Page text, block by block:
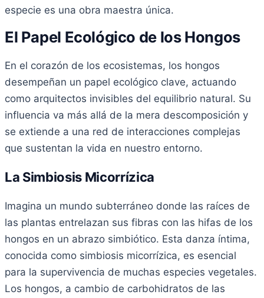
especie es una obra maestra única.
El Papel Ecológico de los Hongos
En el corazón de los ecosistemas, los hongos
desempeñan un papel ecológico clave, actuando
como arquitectos invisibles del equilibrio natural. Su
influencia va más allá de la mera descomposición y
se extiende a una red de interacciones complejas
que sustentan la vida en nuestro entorno.
La Simbiosis Micorrízica
Imagina un mundo subterráneo donde las raíces de
las plantas entrelazan sus fibras con las hifas de los
hongos en un abrazo simbiótico. Esta danza íntima,
conocida como simbiosis micorrízica, es esencial
para la supervivencia de muchas especies vegetales.
Los hongos, a cambio de carbohidratos de las